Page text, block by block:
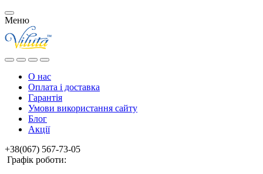
Меню
О нас
Оплата і доставка
Гарантія
Умови використання сайту
Блог
Акції
+38(067) 567-73-05
Графік роботи: